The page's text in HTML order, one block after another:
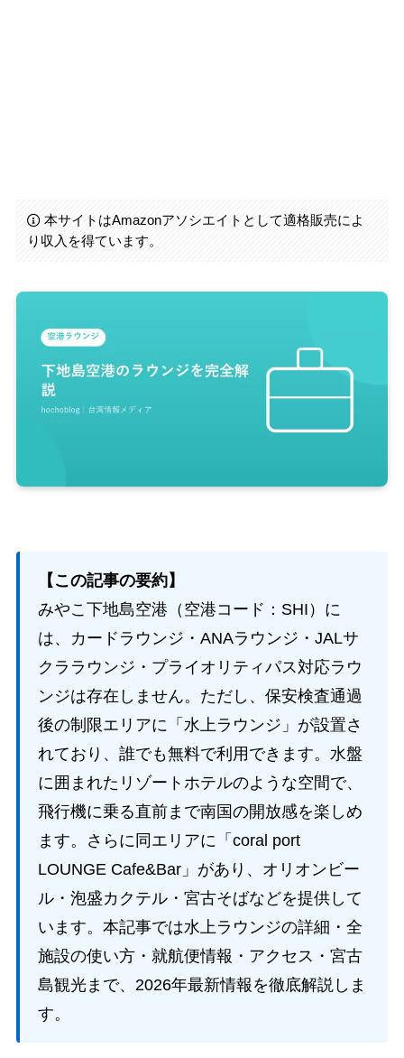
本サイトはAmazonアソシエイトとして適格販売によ
り収入を得ています。
【この記事の要約】
みやこ下地島空港（空港コード：SHI）に
は、カードラウンジ・ANAラウンジ・JALサ
クララウンジ・プライオリティパス対応ラウ
ンジは存在しません。ただし、保安検査通過
後の制限エリアに「水上ラウンジ」が設置さ
れており、誰でも無料で利用できます。水盤
に囲まれたリゾートホテルのような空間で、
飛行機に乗る直前まで南国の開放感を楽しめ
ます。さらに同エリアに「coral port
LOUNGE Cafe&Bar」があり、オリオンビー
ル・泡盛カクテル・宮古そばなどを提供して
います。本記事では水上ラウンジの詳細・全
施設の使い方・就航便情報・アクセス・宮古
島観光まで、2026年最新情報を徹底解説しま
す。